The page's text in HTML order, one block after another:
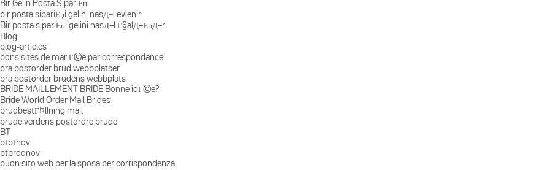
Bir Gelin Posta SipariЕџi
bir posta sipariЕџi gelini nasД±l evlenir
Bir posta sipariЕџi gelini nasД±l Г§alД±ЕџД±r
Blog
blog-articles
bons sites de mariГ©e par correspondance
bra postorder brud webbplatser
bra postorder brudens webbplats
BRIDE MAILLEMENT BRIDE Bonne idГ©e?
Bride World Order Mail Brides
brudbestГ¤llning mail
brude verdens postordre brude
BT
btbtnov
btprodnov
buon sito web per la sposa per corrispondenza